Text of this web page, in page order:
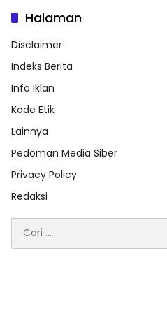
Halaman
Disclaimer
Indeks Berita
Info Iklan
Kode Etik
Lainnya
Pedoman Media Siber
Privacy Policy
Redaksi
untuk: